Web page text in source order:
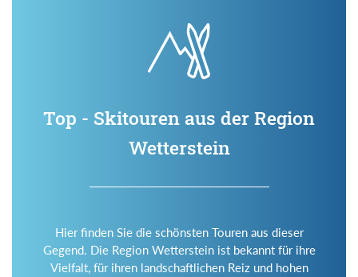
Top - Skitouren aus der Region
Wetterstein
Hier finden Sie die schönsten Touren aus dieser
Gegend. Die Region Wetterstein ist bekannt für ihre
Vielfalt, für ihren landschaftlichen Reiz und hohen